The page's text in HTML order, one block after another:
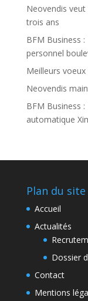
Neovendis
trois ans
BFM Business
personnel
Meilleurs voeux
Neovendis
BFM Business
automatique
Plan du site
Accueil
Actualités
Dossier
Contact
Mentions